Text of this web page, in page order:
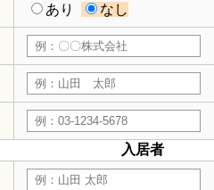
あり なし
入居者